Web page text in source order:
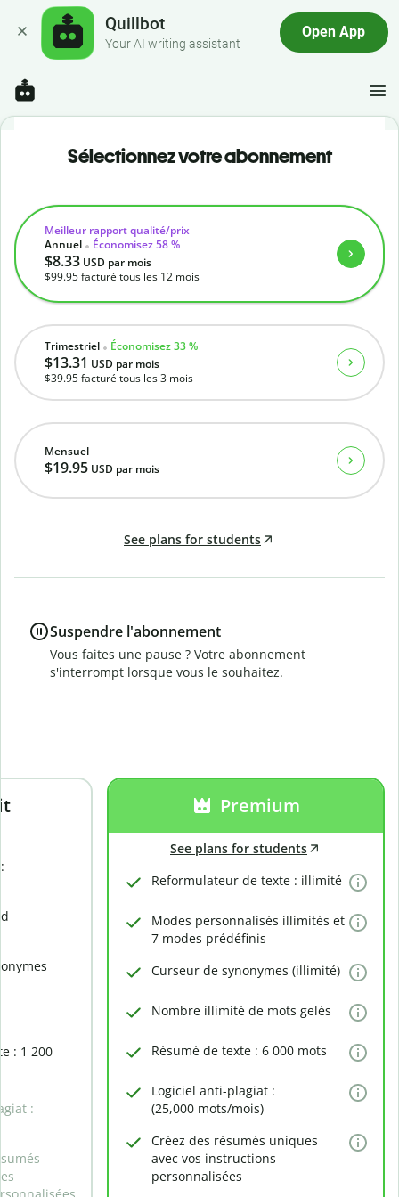
Quillbot
Your AI writing assistant
Open App
: 1 200
:
Premium
See plans for students
Reformulateur de texte : illimité
Modes personnalisés illimités et
7 modes prédéfinis
Curseur de synonymes (illimité)
Nombre illimité de mots gelés
Résumé de texte : 6 000 mots
Logiciel anti-plagiat :
(25,000 mots/mois)
Créez des résumés uniques
avec vos instructions
personnalisées
Sélectionnez votre abonnement
Mensuel
$19.95 USD par mois
Trimestriel Économisez 33 %
$13.31 USD par mois
$39.95facturé tous les 3 mois
Meilleur rapport qualité/prix
Annuel
Économisez 58 %
$8.33 USD par mois
$99.95facturé tous les 12 mois
See plans for students
Suspendre l'abonnement
Vous faites une pause ? Votre abonnement
s'interrompt lorsque vous le souhaitez.